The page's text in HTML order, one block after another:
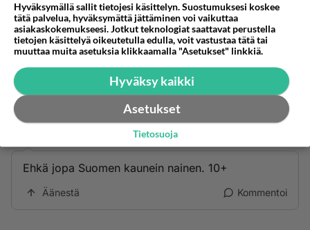
Anonyymi00025
2026-05-10 12:34:34
10+++++
Kommentoi
Anonyymi00028
Ehkä jopa Suomen kaunein nainen. 10+
Äänestä Kommentoi
Hyväksymällä sallit tietojesi käsittelyn. Suostumuksesi koskee
tätä palvelua, hyväksymättä jättäminen voi vaikuttaa
asiakaskokemukseesi. Jotkut teknologiat saattavat perustella
tietojen käsittelyä oikeutetulla edulla, voit vastustaa tätä tai
muuttaa muita asetuksia klikkaamalla "Asetukset" linkkiä.
Hyväksy kaikki
Asetukset
Tietosuoja